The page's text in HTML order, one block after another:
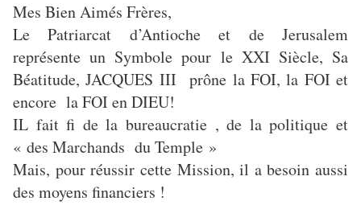
Mes Bien Aimés Frères,
Le Patriarcat d’Antioche et de Jerusalem
représente un Symbole pour le XXI Siècle, Sa
Béatitude, JACQUES III prône la FOI, la FOI et
encore la FOI en DIEU!
IL fait fi de la bureaucratie , de la politique et
« des Marchands du Temple »
Mais, pour réussir cette Mission, il a besoin aussi
des moyens financiers !